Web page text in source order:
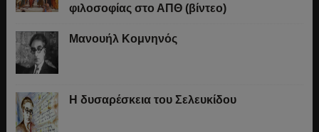
φιλοσοφίας στο ΑΠΘ (βίντεο)
Μανουήλ Κομνηνός
Η δυσαρέσκεια του Σελευκίδου